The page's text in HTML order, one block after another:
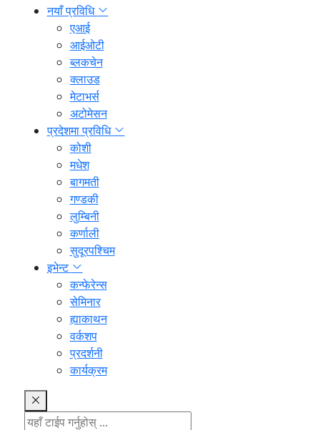
नयाँ प्रविधि
एआई
आईओटी
ब्लकचेन
क्लाउड
मेटाभर्स
अटोमेसन
प्रदेशमा प्रविधि
कोशी
मधेश
बागमती
गण्डकी
लुम्बिनी
कर्णाली
सुदूरपश्चिम
इभेन्ट
कन्फेरेन्स
सेमिनार
ह्याकाथन
वर्कशप
प्रदर्शनी
कार्यक्रम